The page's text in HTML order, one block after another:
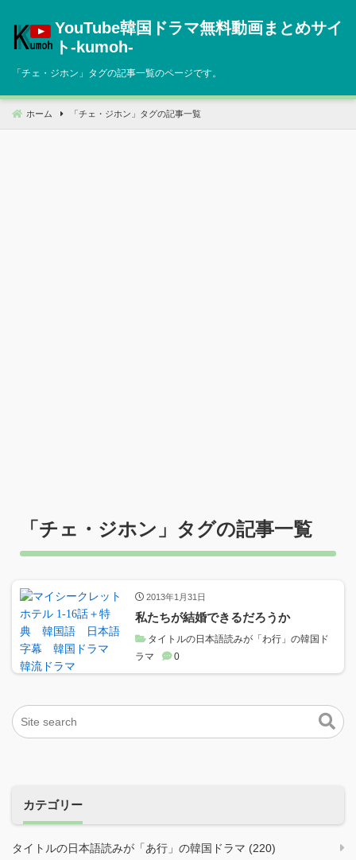
へ
動
YouTube韓国ドラマ無料動画まとめサイ
ト‐kumoh‐
「チェ・ジホン 」タグの記事一覧のページです。
ホーム 「 チェ・ジホン 」タグの記事一覧
「チェ・ジホン 」タグの記事一覧
2013年1月31日
私たちが結婚できるだろうか
タイトルの日本語読みが「わ行」の韓国ド
ラマ
0
カテゴリー
タイトルの日本語読みが「あ行」の韓国ドラマ (220)